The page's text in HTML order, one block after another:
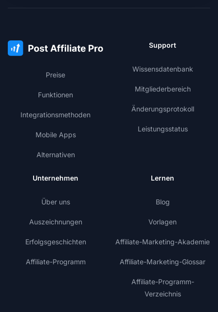
Preise
Funktionen
Integrationsmethoden
Mobile Apps
Alternativen
Support
Wissensdatenbank
Mitgliederbereich
Änderungsprotokoll
Leistungsstatus
Unternehmen
Über uns
Auszeichnungen
Erfolgsgeschichten
Affiliate-Programm
Lernen
Blog
Vorlagen
Affiliate-Marketing-Akademie
Affiliate-Marketing-Glossar
Affiliate-Programm-
Verzeichnis